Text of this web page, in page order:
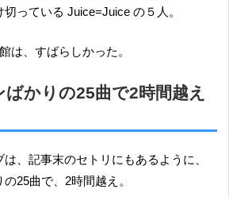
っている Juice=Juice の５人。
は、すばらしかった。
かりの25曲で2時間越え
25曲で、2時間越え。